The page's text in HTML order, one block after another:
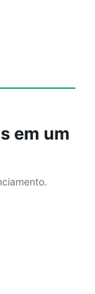
em um